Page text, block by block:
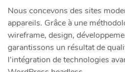
Nous concevons des sites
appareils. Grâce à une
wireframe, design,
garantissons un résultat de
l’intégration de technologies